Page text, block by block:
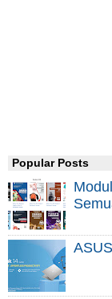
Popular Posts